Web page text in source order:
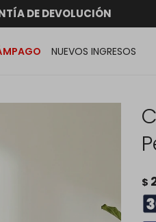
A TODO EL PAÍS
DE DEVOLUCIÓN
CUOTAS sin RECARGO
en compras
NUEVOS INGRESOS
$